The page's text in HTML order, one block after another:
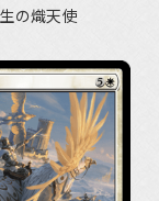
の熾天使